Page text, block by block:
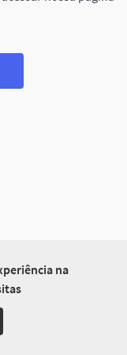
na